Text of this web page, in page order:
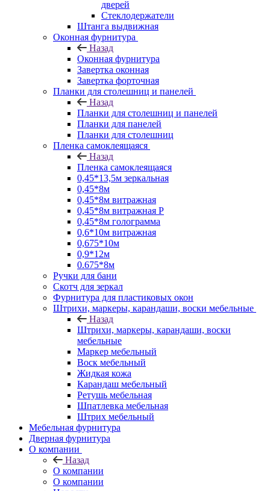
дверей
Стеклодержатели
Штанга выдвижная
Оконная фурнитура
Назад
Оконная фурнитура
Завертка оконная
Завертка форточная
Планки для столешниц и панелей
Назад
Планки для столешниц и панелей
Планки для панелей
Планки для столешниц
Пленка самоклеящаяся
Назад
Пленка самоклеящаяся
0,45*13,5м зеркальная
0,45*8м
0,45*8м витражная
0,45*8м витражная Р
0,45*8м голограмма
0,6*10м витражная
0,675*10м
0,9*12м
0.675*8м
Ручки для бани
Скотч для зеркал
Фурнитура для пластиковых окон
Штрихи, маркеры, карандаши, воски мебельные
Назад
Штрихи, маркеры, карандаши, воски
мебельные
Маркер мебельный
Воск мебельный
Жидкая кожа
Карандаш мебельный
Ретушь мебельная
Шпатлевка мебельная
Штрих мебельный
Мебельная фурнитура
Дверная фурнитура
О компании
Назад
О компании
О компании